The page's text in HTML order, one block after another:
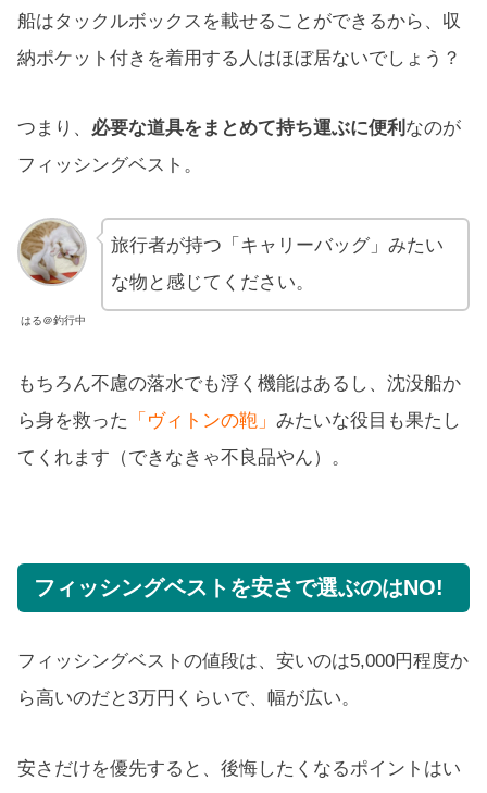
船はタックルボックスを載せることができるから、収
納ポケット付きを着用する人はほぼ居ないでしょう？
つまり、 必要な道具をまとめて持ち運ぶに便利 なのが
フィッシングベスト。
はる＠釣行中
旅行者が持つ「キャリーバッグ」みたい
な物と感じてください。
もちろん不慮の落水でも浮く機能はあるし、沈没船か
ら身を救った
「ヴィトンの鞄」 みたいな役目も果たし
てくれます（できなきゃ不良品やん）。
フィッシングベストを安さで選ぶのはNO!
フィッシングベストの値段は、安いのは5,000円程度か
ら高いのだと3万円くらいで、幅が広い。
安さだけを優先すると、後悔したくなるポイントはい